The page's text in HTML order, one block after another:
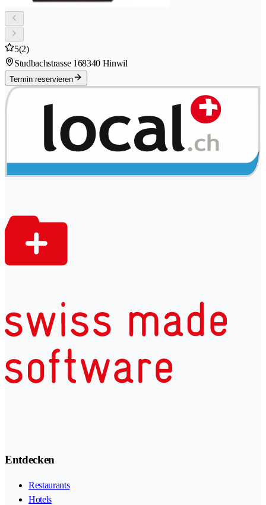
5(2)
Studbachstrasse 168340 Hinwil
Termin reservieren
Entdecken
Restaurants
Hotels